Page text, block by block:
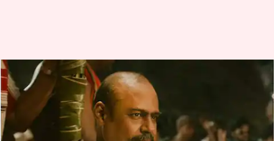
நடிகர் பசுபதியின்
பிறந்தநாள்: அவர்
நடிப்புத்திறமையை
வெளிக்காட்டிய சில